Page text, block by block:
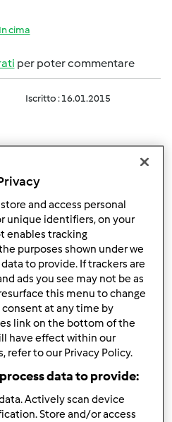
In cima
per poter commentare
Iscritto : 16.01.2015
da 2 mesi e ancora tutto
cima
per poter commentare
and access personal
unique identifiers, on your
enables tracking
purposes shown under we
to provide. If trackers are
ads you see may not be as
this menu to change
at any time by
link on the bottom of the
have effect within our
refer to our Privacy Policy.
data to provide:
Actively scan device
Store and/or access